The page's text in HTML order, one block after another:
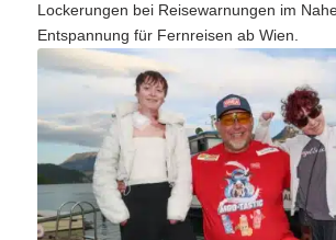
Lockerungen bei Reisewarnungen im
Entspannung für Fernreisen ab Wien.